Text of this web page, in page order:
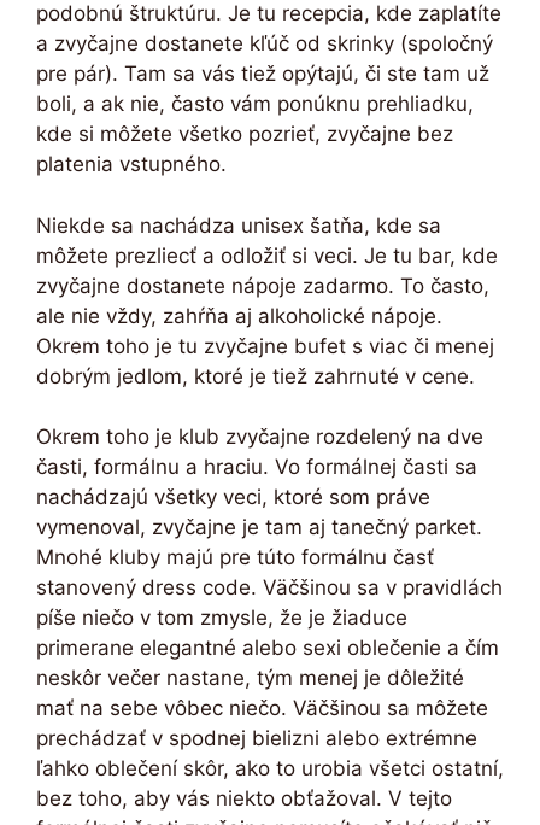
podobnú štruktúru. Je tu recepcia, kde zaplatíte
a zvyčajne dostanete kľúč od skrinky (spoločný
pre pár). Tam sa vás tiež opýtajú, či ste tam už
boli, a ak nie, často vám ponúknu prehliadku,
kde si môžete všetko pozrieť, zvyčajne bez
platenia vstupného.
Niekde sa nachádza unisex šatňa, kde sa
môžete prezliecť a odložiť si veci. Je tu bar, kde
zvyčajne dostanete nápoje zadarmo. To často,
ale nie vždy, zahŕňa aj alkoholické nápoje.
Okrem toho je tu zvyčajne bufet s viac či menej
dobrým jedlom, ktoré je tiež zahrnuté v cene.
Okrem toho je klub zvyčajne rozdelený na dve
časti, formálnu a hraciu. Vo formálnej časti sa
nachádzajú všetky veci, ktoré som práve
vymenoval, zvyčajne je tam aj tanečný parket.
Mnohé kluby majú pre túto formálnu časť
stanovený dress code. Väčšinou sa v pravidlách
píše niečo v tom zmysle, že je žiaduce
primerane elegantné alebo sexi oblečenie a čím
neskôr večer nastane, tým menej je dôležité
mať na sebe vôbec niečo. Väčšinou sa môžete
prechádzať v spodnej bielizni alebo extrémne
ľahko oblečení skôr, ako to urobia všetci ostatní,
bez toho, aby vás niekto obťažoval. V tejto